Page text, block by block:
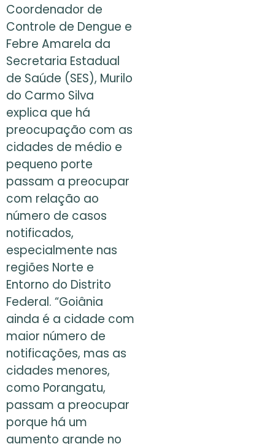
Coordenador de
Controle de Dengue e
Febre Amarela da
Secretaria Estadual
de Saúde (SES), Murilo
do Carmo Silva
explica que há
preocupação com as
cidades de médio e
pequeno porte
passam a preocupar
com relação ao
número de casos
notificados,
especialmente nas
regiões Norte e
Entorno do Distrito
Federal. “Goiânia
ainda é a cidade com
maior número de
notificações, mas as
cidades menores,
como Porangatu,
passam a preocupar
porque há um
aumento grande no